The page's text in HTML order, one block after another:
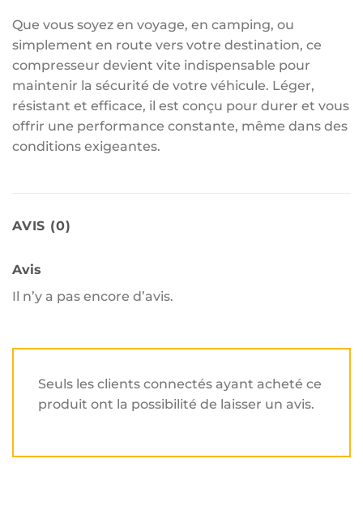
Que vous soyez en voyage, en camping, ou
simplement en route vers votre destination, ce
compresseur devient vite indispensable pour
maintenir la sécurité de votre véhicule. Léger,
résistant et efficace, il est conçu pour durer et vous
offrir une performance constante, même dans des
conditions exigeantes.
AVIS (0)
Avis
Il n’y a pas encore d’avis.
Seuls les clients connectés ayant acheté ce
produit ont la possibilité de laisser un avis.